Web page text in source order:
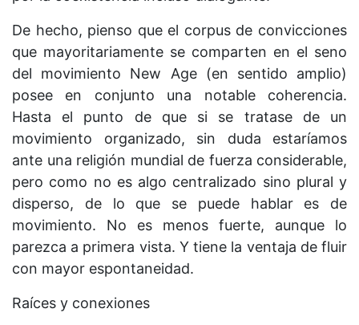
De hecho, pienso que el corpus de convicciones
que mayoritariamente se comparten en el seno
del movimiento New Age (en sentido amplio)
posee en conjunto una notable coherencia.
Hasta el punto de que si se tratase de un
movimiento organizado, sin duda estaríamos
ante una religión mundial de fuerza considerable,
pero como no es algo centralizado sino plural y
disperso, de lo que se puede hablar es de
movimiento. No es menos fuerte, aunque lo
parezca a primera vista. Y tiene la ventaja de fluir
con mayor espontaneidad.
Raíces y conexiones